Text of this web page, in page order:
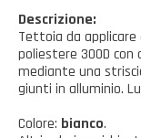
Borse, cesti e
Casalinghi Cucina
Casalinghi Pulizia
CONTATTI
Richiesta
Dove siamo
SHOP PRIVATI
NOVITÀ ED EVENTI
Descrizione:
Tettoia da
poliestere 300D con
mediante una
giunti in alluminio.
Colore: bianco.